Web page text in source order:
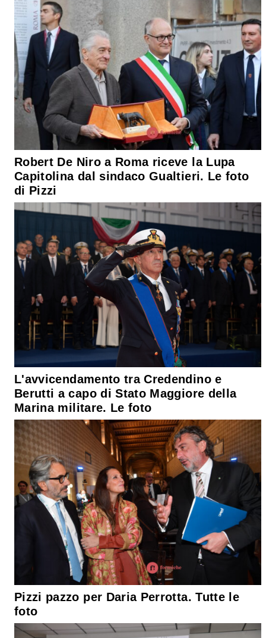
Robert De Niro a Roma riceve la Lupa
Capitolina dal sindaco Gualtieri. Le foto
di Pizzi
L'avvicendamento tra Credendino e
Berutti a capo di Stato Maggiore della
Marina militare. Le foto
Pizzi pazzo per Daria Perrotta. Tutte le
foto